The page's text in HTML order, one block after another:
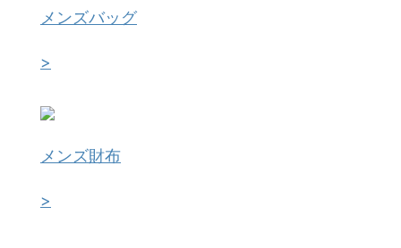
メンズバッグ
>
メンズ財布
>